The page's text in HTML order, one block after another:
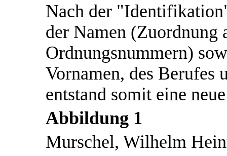
Nach der
der Namen (Zuordnung
Ordnungsnummern)
Vornamen, des Berufes
entstand somit eine
Abbildung 1
Murschel, Wilhelm